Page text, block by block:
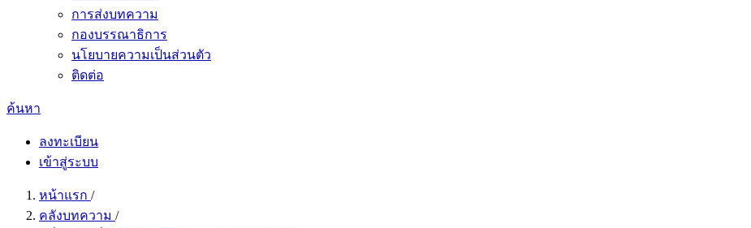
การส่งบทความ
กองบรรณาธิการ
นโยบายความเป็นส่วนตัว
ติดต่อ
ค้นหา
ลงทะเบียน
เข้าสู่ระบบ
หน้าแรก /
คลังบทความ /